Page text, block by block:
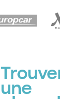
une